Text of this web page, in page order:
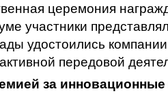
церемония
участники
удостоились
передовой
за